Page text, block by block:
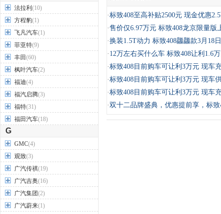
法拉利 (10)
方程豹(1)
飞凡汽车(1)
菲亚特(9)
丰田(60)
枫叶汽车(2)
福迪(4)
福汽启腾(3)
福特(31)
福田汽车(18)
G
GMC(4)
观致(3)
广汽传祺(19)
广汽吉奥(16)
广汽集团(2)
广汽蔚来(1)
·标致408至高补贴2500元 现金优惠
·售价仅6.97万元 标致408龙京限量版
·换装1.5T动力 标致408龘龘款3月18
· 12万左右买什么车 标致408让利1.6
·标致408目前购车可让利3万元 现车
·标致408目前购车可让利3万元 现车
·标致408目前购车可让利3万元 现车
·双十二品牌盛典，优惠提前享，标